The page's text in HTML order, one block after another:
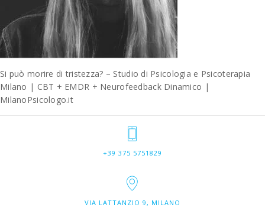
Si può morire di tristezza? – Studio di Psicologia e Psicoterapia
Milano | CBT + EMDR + Neurofeedback Dinamico |
MilanoPsicologo.it
+39 375 5751829
VIA LATTANZIO 9, MILANO